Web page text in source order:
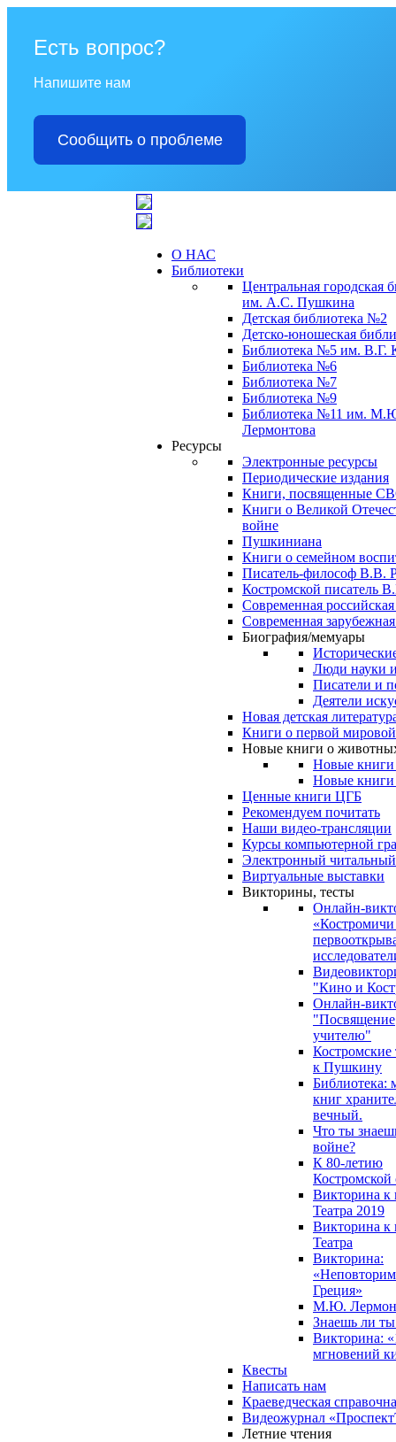
Есть вопрос?
Напишите нам
Сообщить о проблеме
О НАС
Библиотеки
Центральная городская
им. А.С. Пушкина
Детская библиотека №2
Детско-юношеская
Библиотека №5 им. В.Г.
Библиотека №6
Библиотека №7
Библиотека №9
Библиотека №11 им.
Лермонтова
Ресурсы
Электронные ресурсы
Периодические издания
Книги, посвященные
Книги о Великой
войне
Пушкиниана
Книги о семейном
Писатель-философ В.В.
Костромской писатель
Современная российская
Современная
Биография/мемуары
Люди науки
Писатели и
Деятели
Новая детская
Книги о первой
Новые книги о
Новые книги
Новые книги
Ценные книги ЦГБ
Рекомендуем почитать
Наши видео-трансляции
Курсы компьютерной
Электронный читальный
Виртуальные выставки
Викторины, тесты
Онлайн-
"Кино и
Онлайн-
"Посвящение
учителю"
к Пушкину
Библиотека:
книг
вечный.
Что ты
войне?
К 80-летию
Костромской
Викторина к
Театра 2019
Викторина к
Театра
Викторина:
Греция»
М.Ю.
Знаешь ли
Викторина:
мгновений
Квесты
Написать нам
Краеведческая
Видеожурнал
Летние чтения